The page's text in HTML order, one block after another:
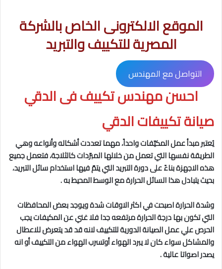
الموقع الالكترونى الخاص بالشركة
المصرية للتكييف والتبريد
التواصل مع المهندس
احسن مهندس تكييف فى الدقي
صيانة تكييفات الدقي
يُعتبر مبدأ عمل المكيّفات واحداً، مهما تعددت أشكاله وأنواعه وهي
الطريقة نفسها التي تعمل من خلالها المبرّدات كالثلاجة، فتعمل جميع
هذه الاجهزة بناءً على دورة التبريد التي يتمّ فيها استخدام سائل التبريد،
بحيث يتبادل هذا السائل الحرارة مع الوسط المحيط به .
وشدة الحرارة اصبحت في اكثر الاوقات شدة ويوجد بعض المحافظات
التي تكون بها درجة الحرارة مرتفعه جدا فلا غني عن المكيفات يجب
الحرص علي عمل الصيانة الدورية للتكييف لانه قد قد يتعرض للاعطال
والمشاكل سواء كان لا يبرد الهواء أوتسرب الهواء من التكييف أو انه
يصدر اصواتا عالية .